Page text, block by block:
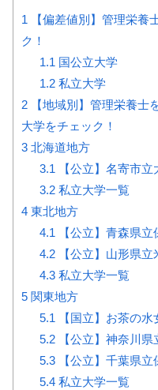
1 【偏差値別】管理栄養
ク！
1.1 国公立大学
1.2私立大学
2 【地域別】管理栄養士
大学をチェック！
3 北海道地方
3.1 【公立】名寄市立
3.2私立大学一覧
4 東北地方
4.1 【公立】青森県
4.2【公立】山形県立
4.3私立大学一覧
5 関東地方
5.1 【国立】お茶の
5.2【公立】神奈川県
5.3【公立】千葉県立
5.4私立大学一覧